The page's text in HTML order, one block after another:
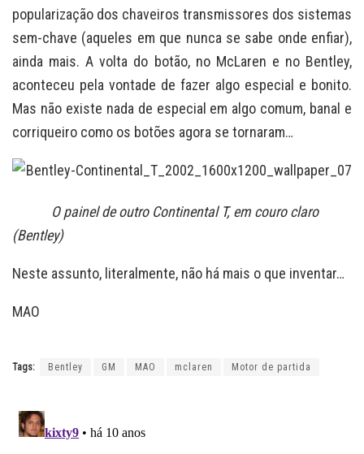
popularização dos chaveiros transmissores dos sistemas
sem-chave (aqueles em que nunca se sabe onde enfiar),
ainda mais. A volta do botão, no McLaren e no Bentley,
aconteceu pela vontade de fazer algo especial e bonito.
Mas não existe nada de especial em algo comum, banal e
corriqueiro como os botões agora se tornaram…
O painel de outro Continental T, em couro claro
(Bentley)
Neste assunto, literalmente, não há mais o que inventar…
MAO
Tags: Bentley GM MAO mclaren Motor de partida